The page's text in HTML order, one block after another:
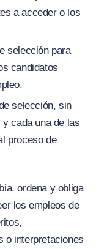
a acceder o los
selección para
candidatos
selección, sin
cada una de las
proceso de
ordena y obliga
los empleos de
o interpretaciones